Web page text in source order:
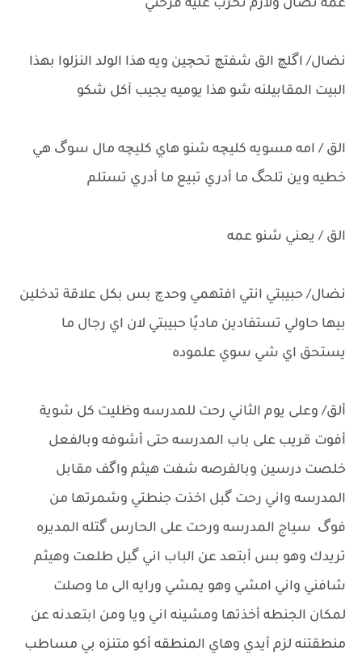
عمه نضال ولازم تخرب عليه فرحتي
نضال/ اگلچ الق شفتچ تحچين ويه هذا الولد النزلوا بهذا
البيت المقابيلنه شو هذا يوميه يجيب آكل شكو
الق / امه مسويه كليچه شنو هاي كليچه مال سوگ هي
خطيه وين تلحگ ما أدري تبيع ما أدري تستلم
الق / يعني شنو عمه
نضال/ حبيبتي انتي افتهمي وحدچ بس بكل علاقة تدخلين
بيها حاولي تستفادين ماديًا حبيبتي لان اي رجال ما
يستحق اي شي سوي علموده
ألق/ وعلى يوم الثاني رحت للمدرسه وظليت كل شوية
أفوت قريب على باب المدرسه حتى أشوفه وبالفعل
خلصت درسين وبالفرصه شفت هيثم واگف مقابل
المدرسه واني رحت گبل اخذت جنطتي وشمرتها من
فوگ سياج المدرسه ورحت على الحارس گتله المديره
تريدك وهو بس أبتعد عن الباب اني گبل طلعت وهيثم
شافني واني امشي وهو يمشي ورايه الى ما وصلت
لمكان الجنطه أخذتها ومشينه اني ويا ومن ابتعدنه عن
منطقتنه لزم أيدي وهاي المنطقه أكو متنزه بي مساطب